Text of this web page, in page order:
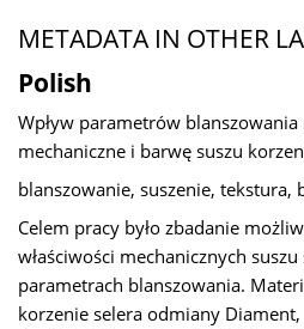
METADATA IN OTHER
Polish
Wpływ parametrów blanszowania
mechaniczne i barwę suszu
blanszowanie, suszenie, tekstura,
Celem pracy było zbadanie
właściwości mechanicznych
parametrach blanszowania.
korzenie selera odmiany